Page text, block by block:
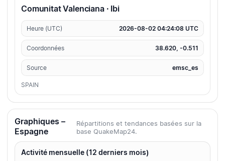
Comunitat Valenciana · Ibi
Heure (UTC) 2026-08-02 04:24:08 UTC
Coordonnées 38.620, -0.511
Source emsc_es
SPAIN
Graphiques –
Espagne
Répartitions et tendances basées sur la
base QuakeMap24.
Activité mensuelle (12 derniers mois)